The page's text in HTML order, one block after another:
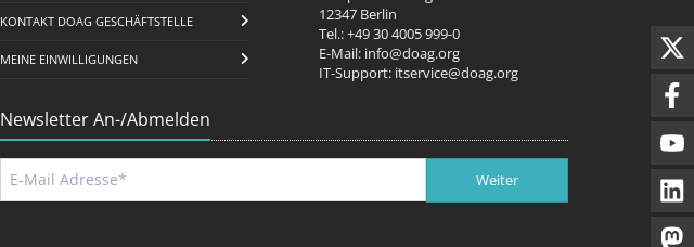
KONTAKT DOAG GESCHÄFTSTELLE
MEINE EINWILLIGUNGEN
12347 Berlin
Tel.: +49 30 4005 999-0
E-Mail: info@doag.org
IT-Support: itservice@doag.org
Newsletter An-/Abmelden
Weiter